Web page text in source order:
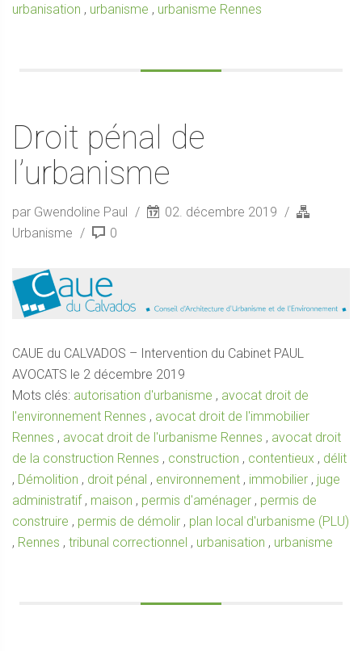
urbanisation , urbanisme , urbanisme Rennes
Droit pénal de
l’urbanisme
par Gwendoline Paul
02. décembre 2019
Urbanisme
0
CAUE du CALVADOS – Intervention du Cabinet PAUL
AVOCATS le 2 décembre 2019
Mots clés: autorisation d'urbanisme , avocat droit de
l'environnement Rennes , avocat droit de l'immobilier
Rennes , avocat droit de l'urbanisme Rennes , avocat droit
de la construction Rennes , construction , contentieux , délit
, Démolition , droit pénal , environnement , immobilier , juge
administratif, maison , permis d'aménager , permis de
construire , permis de démolir , plan local d'urbanisme (PLU)
, Rennes , tribunal correctionnel , urbanisation , urbanisme